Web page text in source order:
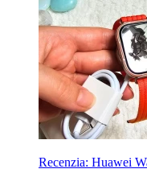
Recenzia: Huawei